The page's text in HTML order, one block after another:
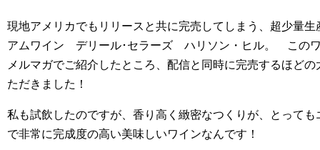
現地アメリカでもリリースと共に完売してしまう、超少量生
アムワイン デリール･セラーズ ハリソン・ヒル。 この
メルマガでご紹介したところ、配信と同時に完売するほどの
ただきました！
私も試飲したのですが、香り高く緻密なつくりが、とっても
で非常に完成度の高い美味しいワインなんです！